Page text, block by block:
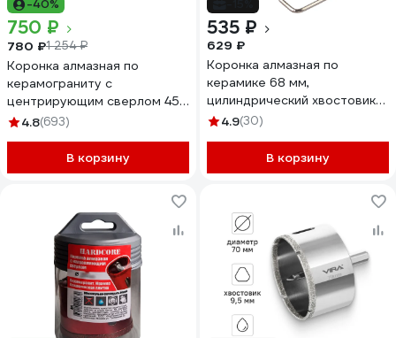
-40%
750 ₽
780 ₽1 254 ₽
Коронка алмазная по
керамограниту с
центрирующим сверлом 45
мм Diamond Industrial
4.8(693)
В корзину
535 ₽
629 ₽
Коронка алмазная по
керамике 68 мм,
цилиндрический хвостовик
KROFT 559568
4.9(30)
В корзину